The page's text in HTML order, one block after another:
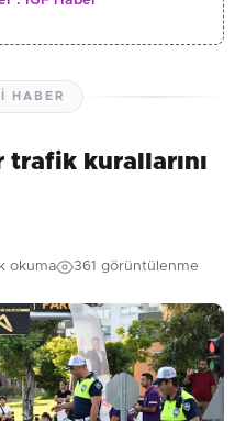
HABER
trafik kurallarını
okuma 361 görüntülenme